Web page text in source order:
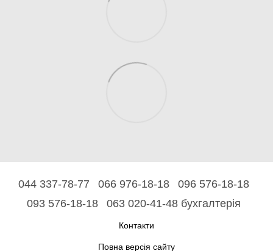
044 337-78-77 066 976-18-18
096 576-18-18
093 576-18-18
063 020-41-48 бухгалтерія
Контакти
Повна версія сайту